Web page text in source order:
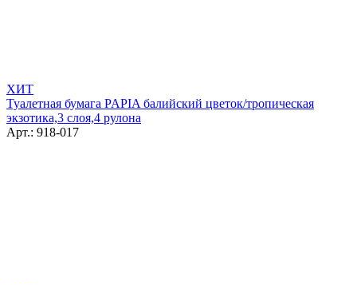
ХИТ
Туалетная бумага PAPIA балийский цветок/тропическая
экзотика,3 слоя,4 рулона
Арт.: 918-017